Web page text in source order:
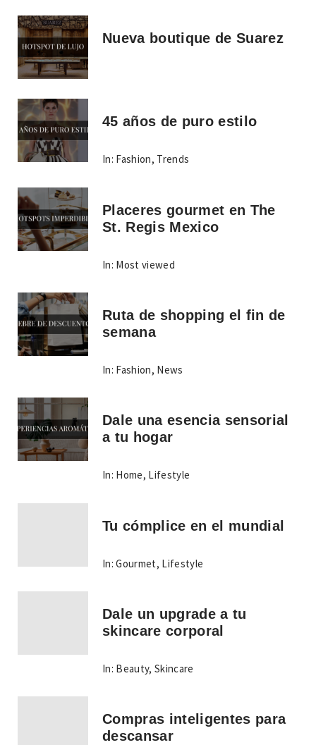
Nueva boutique de Suarez
45 años de puro estilo
In: Fashion, Trends
Placeres gourmet en The
St. Regis Mexico
In: Most viewed
Ruta de shopping el fin de
semana
In: Fashion, News
Dale una esencia sensorial
a tu hogar
In: Home, Lifestyle
Tu cómplice en el mundial
In: Gourmet, Lifestyle
Dale un upgrade a tu
skincare corporal
In: Beauty,Skincare
Compras inteligentes para
descansar